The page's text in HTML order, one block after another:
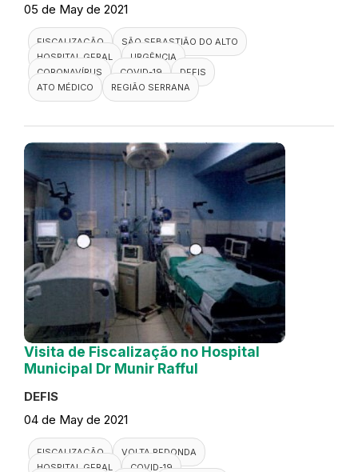
05 de May de 2021
FISCALIZAÇÃO
SÃO SEBASTIÃO DO ALTO
HOSPITAL GERAL
URGÊNCIA
CORONAVÍRUS
COVID-19
DEFIS
ATO MÉDICO
REGIÃO SERRANA
Visita de Fiscalização no Hospital
Municipal Dr Munir Rafful
DEFIS
04 de May de 2021
FISCALIZAÇÃO
VOLTA REDONDA
HOSPITAL GERAL
COVID-19